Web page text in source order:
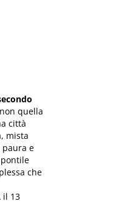
quella
città
mista
paura e
che
il 13